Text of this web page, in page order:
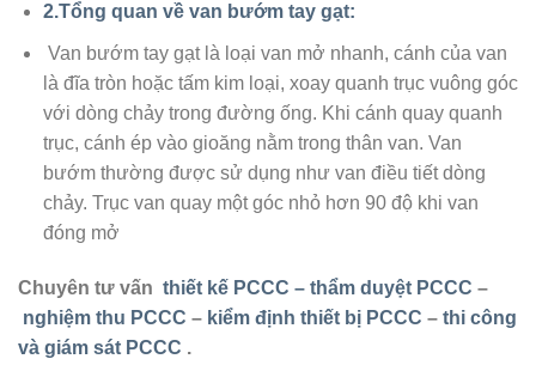
2.Tổng quan về van bướm tay gạt:
Van bướm tay gạt là loại van mở nhanh, cánh của van
là đĩa tròn hoặc tấm kim loại, xoay quanh trục vuông góc
với dòng chảy trong đường ống. Khi cánh quay quanh
trục, cánh ép vào gioăng nằm trong thân van. Van
bướm thường được sử dụng như van điều tiết dòng
chảy. Trục van quay một góc nhỏ hơn 90 độ khi van
đóng mở
Chuyên tư vấn thiết kế PCCC – thẩm duyệt PCCC –
nghiệm thu PCCC – kiểm định thiết bị PCCC – thi công
và giám sát PCCC .